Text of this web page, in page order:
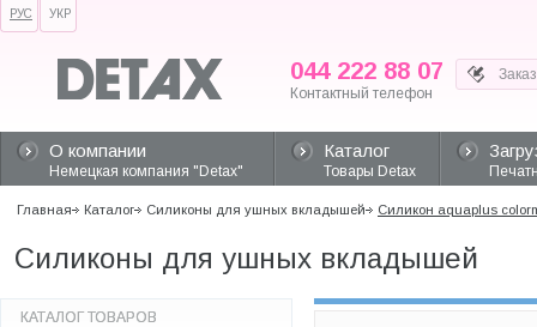
РУС УКР
044 222 88 07
Контактный телефон
О компании
Немецкая компания "Detax"
Каталог
Товары Detax
Главная Каталог Силиконы для ушных вкладышей Силикон aquaplus
Силиконы для ушных вкладышей
КАТАЛОГ ТОВАРОВ